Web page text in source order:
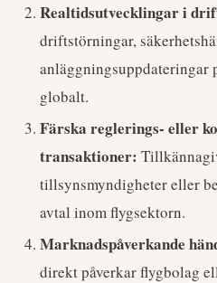
Realtidsutvecklingar i
driftstörningar,
anläggningsuppdateringar
globalt.
Färska reglerings- eller
transaktioner:
tillsynsmyndigheter eller
avtal inom flygsektorn.
Marknadspåverkande
direkt påverkar flygbolag